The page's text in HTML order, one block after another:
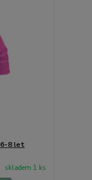
6-8 let
skladem 1 ks